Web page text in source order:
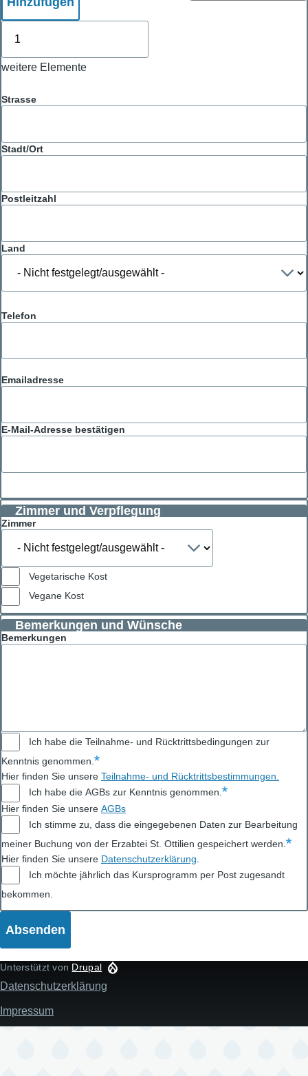
weitere
weitere Elemente
Adresse
Strasse
Stadt/Ort
Postleitzahl
Land
Telefon
Emailadresse
Emailadresse
E-Mail-Adresse bestätigen
Zimmer und Verpflegung
Zimmer
Vegetarische Kost
Vegane Kost
Bemerkungen und Wünsche
Bemerkungen
Ich habe die Teilnahme- und Rücktrittsbedingungen zur
Kenntnis genommen.
Hier finden Sie unsere Teilnahme- und Rücktrittsbestimmungen.
Ich habe die AGBs zur Kenntnis genommen.
Hier finden Sie unsere AGBs
Ich stimme zu, dass die eingegebenen Daten zur Bearbeitung
meiner Buchung von der Erzabtei St. Ottilien gespeichert werden.
Hier finden Sie unsere Datenschutzerklärung
Ich möchte jährlich das Kursprogramm per Post zugesandt
bekommen.
Unterstützt von Drupal
Fußzeile
Datenschutzerklärung
Impressum